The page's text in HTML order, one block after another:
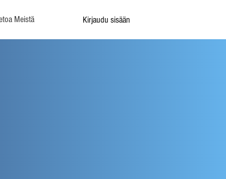
Meistä Kirjaudu sisään